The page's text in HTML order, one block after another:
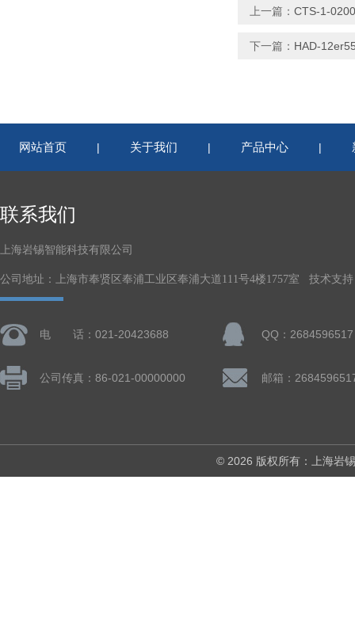
上一篇： CTS-1-
下一篇： HAD-
网站首页 | 关于我们 | 产品中心 |
联系我们
上海岩锡智能科技有限公司
公司地址：上海市奉贤区奉浦工业区奉浦大道111号4楼1757室 技术支
电 话：021-20423688 QQ：2684596517
公司传真：86-021-00000000 邮箱：
© 2026 版权所有：上海岩